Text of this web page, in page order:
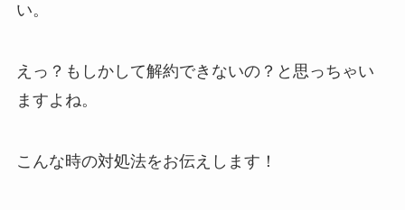
い。
えっ？もしかして解約できないの？と思っちゃい
ますよね。
こんな時の対処法をお伝えします！